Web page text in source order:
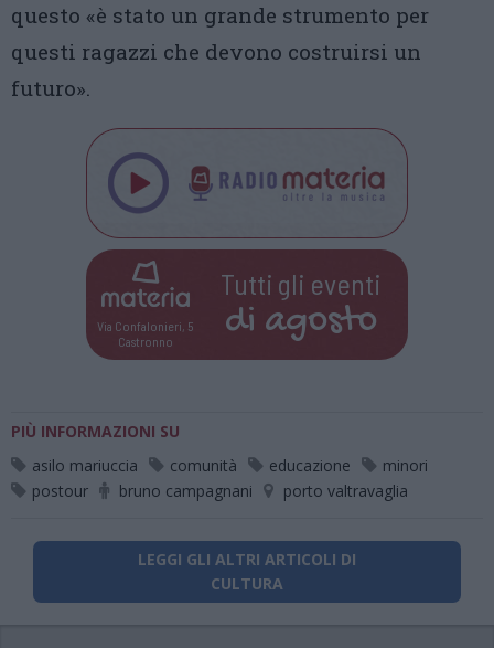
questo «è stato un grande strumento per
questi ragazzi che devono costruirsi un
futuro».
Via Confalonieri, 5
Castronno
Tutti gli eventi
di agosto
PIÙ INFORMAZIONI SU
asilo mariuccia
comunità educazione
minori
postour
bruno campagnani porto valtravaglia
LEGGI GLI ALTRI ARTICOLI DI
CULTURA